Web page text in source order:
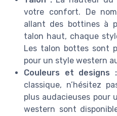
votre confort. De
allant des bottines à
talon haut, chaque
Les talon bottes sont
pour un style western
Couleurs et designs :
classique, n’hésitez
plus audacieuses pour
western sont